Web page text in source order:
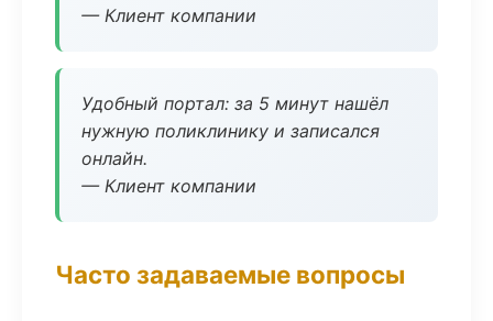
— Клиент компании
Удобный портал: за 5 минут нашёл
нужную поликлинику и записался
онлайн.
— Клиент компании
Часто задаваемые вопросы